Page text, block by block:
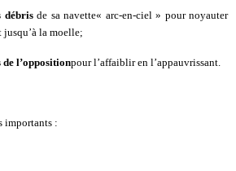
débrisde sa navette« arc-en-ciel » pour noyauter
la moelle;
de l’oppositionpour l’affaiblir en l’appauvrissant.
importants :